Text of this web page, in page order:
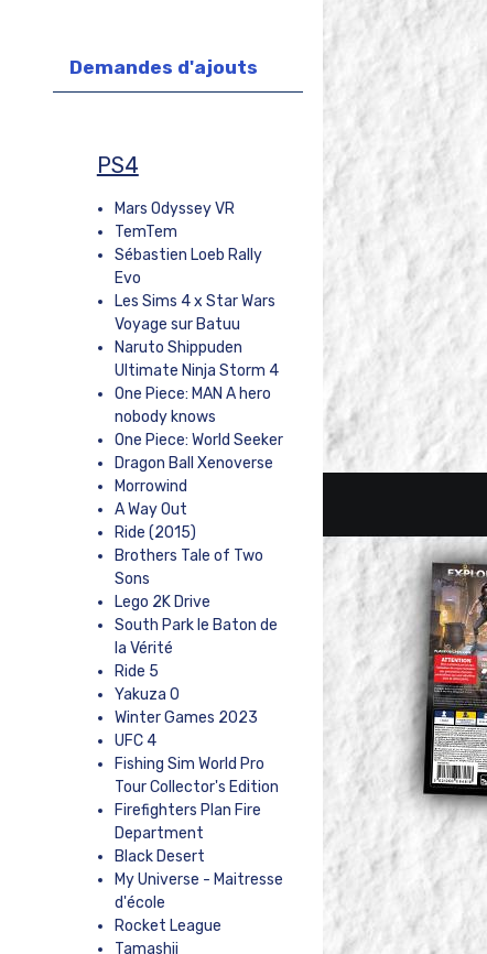
Demandes d'ajouts
PS4
Mars Odyssey VR
TemTem
Sébastien Loeb Rally
Evo
Les Sims 4 x Star Wars
Voyage sur Batuu
Naruto Shippuden
Ultimate Ninja Storm 4
One Piece: MAN A hero
nobody knows
One Piece: World Seeker
Dragon Ball Xenoverse
Morrowind
A Way Out
Ride (2015)
Brothers Tale of Two
Sons
Lego 2K Drive
South Park le Baton de
la Vérité
Ride 5
Yakuza 0
Winter Games 2023
UFC 4
Fishing Sim World Pro
Tour Collector's Edition
Firefighters Plan Fire
Department
Black Desert
My Universe - Maitresse
d'école
Rocket League
Tamashii